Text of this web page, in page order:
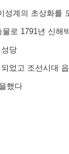
성계의 초상화를
로 1791년 신해
당
었고 조선시대
했다